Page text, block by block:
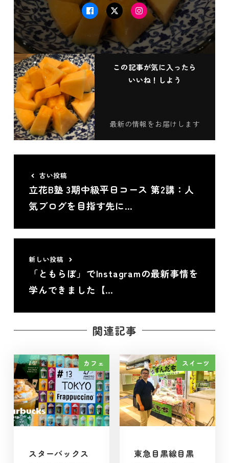
FacebookTwitterInstagram
この記事が気に入ったら
いいね！しよう
最新の情報をお届けします
古い投稿
立花B塾 3期中級平日コース 第2講：人
気ブログを目指す先に…
新しい投稿
「ともらぼ」でInstagramの最新事情を
学んできました【…
関連記事
カフェ
スターバックス
スイーツ
東急目黒線目黒